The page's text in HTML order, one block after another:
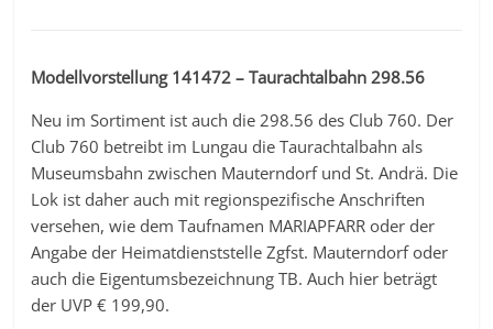
Modellvorstellung 141472 – Taurachtalbahn 298.56
Neu im Sortiment ist auch die 298.56 des Club 760. Der
Club 760 betreibt im Lungau die Taurachtalbahn als
Museumsbahn zwischen Mauterndorf und St. Andrä. Die
Lok ist daher auch mit regionspezifische Anschriften
versehen, wie dem Taufnamen MARIAPFARR oder der
Angabe der Heimatdienststelle Zgfst. Mauterndorf oder
auch die Eigentumsbezeichnung TB. Auch hier beträgt
der UVP € 199,90.